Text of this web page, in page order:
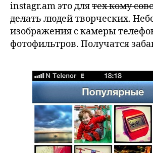
instagr.am это длятех кому
делатьлюдей творческих.
изображения с камеры
фотофильтров. Получатся